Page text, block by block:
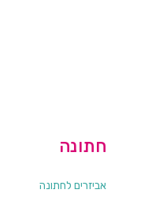
חתונה
אביזרים לחתונה